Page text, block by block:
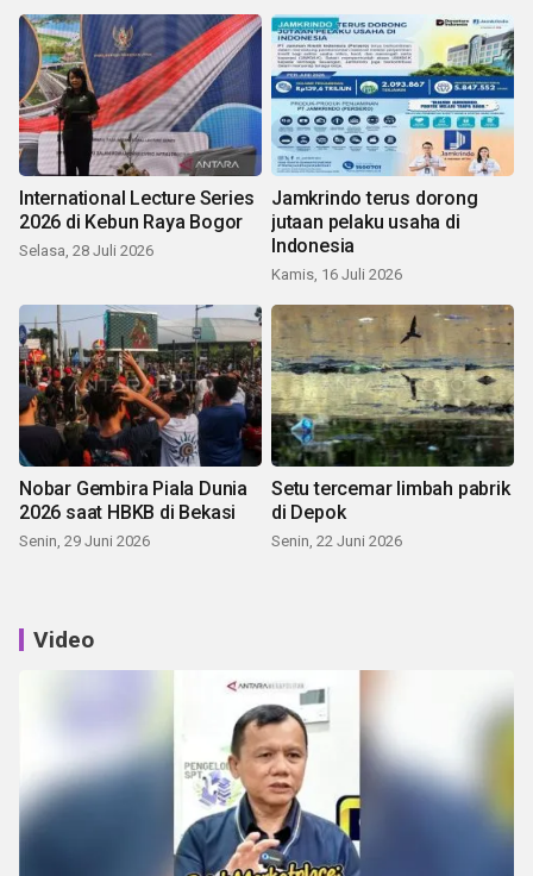
International Lecture Series
2026 di Kebun Raya Bogor
Selasa, 28 Juli 2026
Jamkrindo terus dorong
jutaan pelaku usaha di
Indonesia
Kamis, 16 Juli 2026
Nobar Gembira Piala Dunia
2026 saat HBKB di Bekasi
Senin, 29 Juni 2026
Setu tercemar limbah pabrik
di Depok
Senin, 22 Juni 2026
Video